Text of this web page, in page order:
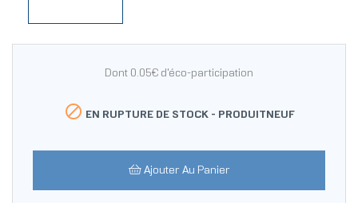
Dont 0.05€ d'éco-participation
 EN RUPTURE DE STOCK - PRODUITNEUF
Ajouter Au Panier